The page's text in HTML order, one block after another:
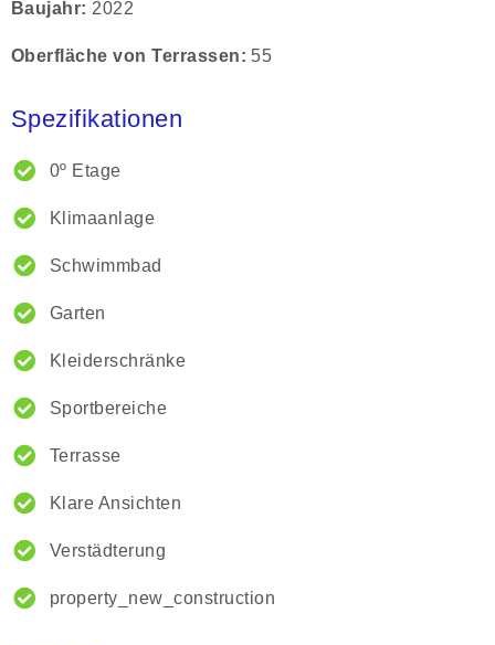
Baujahr 2022
Oberfläche von Terrassen 55
Spezifikationen
0º Etage
Klimaanlage
Schwimmbad
Garten
Kleiderschränke
Sportbereiche
Terrasse
Klare Ansichten
Verstädterung
property_new_construction